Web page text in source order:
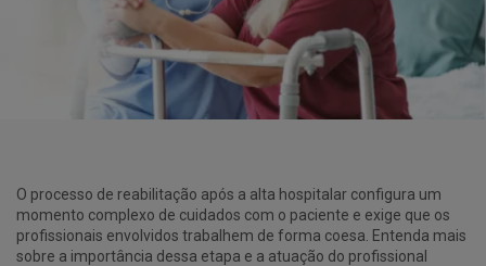
O processo de reabilitação após a alta hospitalar configura um
momento complexo de cuidados com o paciente e exige que os
profissionais envolvidos trabalhem de forma coesa. Entenda mais
sobre a importância dessa etapa e a atuação do profissional